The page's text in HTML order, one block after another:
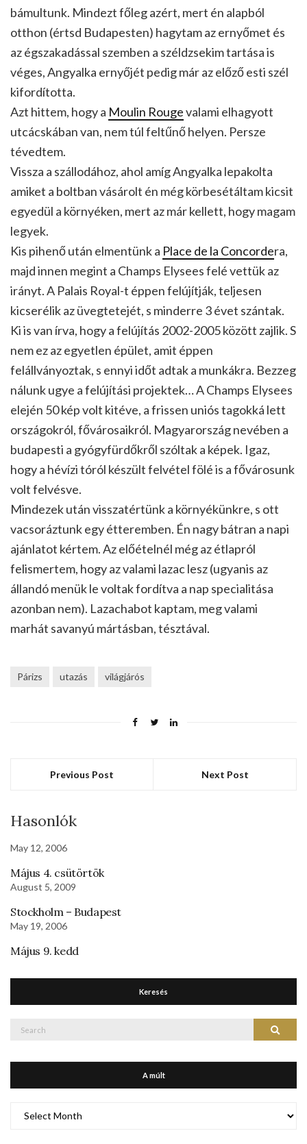
bámultunk. Mindezt főleg azért, mert én alapból
otthon (értsd Budapesten) hagytam az ernyőmet és
az égszakadással szemben a széldzsekim tartása is
véges, Angyalka ernyőjét pedig már az előző esti szél
kifordította.
Azt hittem, hogy a Moulin Rougevalami elhagyott
utcácskában van, nem túl feltűnő helyen. Persze
tévedtem.
Vissza a szállodához, ahol amíg Angyalka lepakolta
amiket a boltban vásárolt én még körbesétáltam kicsit
egyedül a környéken, mert az már kellett, hogy magam
legyek.
Kis pihenő után elmentünk a Place de la Concordera,
majd innen megint a Champs Elysees felé vettük az
irányt. A Palais Royal-t éppen felújítják, teljesen
kicserélik az üvegtetejét, s minderre 3 évet szántak.
Ki is van írva, hogy a felújítás 2002-2005 között zajlik. S
nem ez az egyetlen épület, amit éppen
felállványoztak, s ennyi időt adtak a munkákra. Bezzeg
nálunk ugye a felújítási projektek… A Champs Elysees
elején 50 kép volt kitéve, a frissen uniós tagokká lett
országokról, fővárosaikról. Magyarország nevében a
budapesti a gyógyfürdőkről szóltak a képek. Igaz,
hogy a hévízi tóról készült felvétel fölé is a fővárosunk
volt felvésve.
Mindezek után visszatértünk a környékünkre, s ott
vacsoráztunk egy étteremben. Én nagy bátran a napi
ajánlatot kértem. Az előételnél még az étlapról
felismertem, hogy az valami lazac lesz (ugyanis az
állandó menük le voltak fordítva a nap specialitása
azonban nem). Lazachabot kaptam, meg valami
marhát savanyú mártásban, tésztával.
Párizs utazás világjárós
Previous Post Next Post
Hasonlók
May 12, 2006
Május 4. csütörtök
August 5, 2009
Stockholm – Budapest
May 19, 2006
Május 9. kedd
Keresés
Search
A múlt
múlt